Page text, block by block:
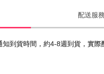
配送服
到貨時間，約4-8週到貨，實際